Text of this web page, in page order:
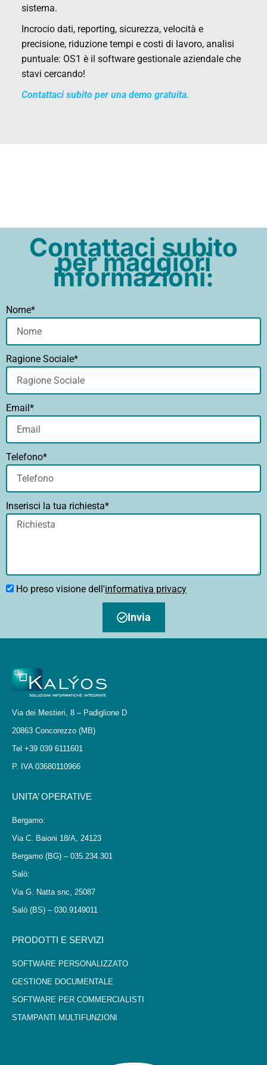
sistema.
Incrocio dati, reporting, sicurezza, velocità e
precisione, riduzione tempi e costi di lavoro, analisi
puntuale: OS1 è il software gestionale aziendale che
stavi cercando!
Contattaci subito per una demo gratuita.
Contattaci subito
per maggiori
informazioni:
Nome*
Ragione Sociale*
Email*
Telefono*
Inserisci la tua richiesta*
Ho preso visione dell'informativa privacy
Invia
Via dei Mestieri, 8 – Padiglione D
20863 Concorezzo (MB)
Tel +39 039 6111601
P. IVA 03680110966
UNITA’ OPERATIVE
Bergamo:
Via C. Baioni 18/A, 24123
Bergamo (BG) – 035.234.301
Salò:
Via G. Natta snc, 25087
Salò (BS) – 030.9149011
PRODOTTI E SERVIZI
SOFTWARE PERSONALIZZATO
GESTIONE DOCUMENTALE
SOFTWARE PER COMMERCIALISTI
STAMPANTI MULTIFUNZIONI